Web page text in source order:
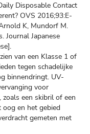
Disposable Contact
OVS 2016;93:E-
K, Mundorf M.
Journal Japanese
van een Klasse 1 of
tegen schadelijke
binnendringt. UV-
voor
een skibril of een
en het gebied
gemeten met